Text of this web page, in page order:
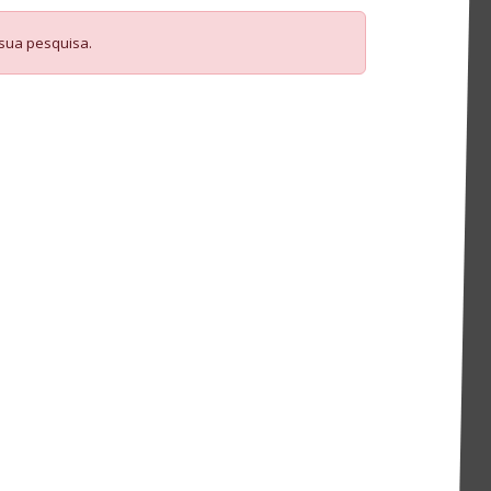
pesquisa.